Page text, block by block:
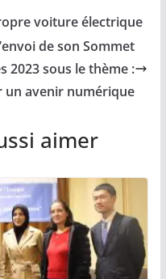
voiture électrique
de son Sommet
2023 sous le thème :
un avenir numérique
aimer